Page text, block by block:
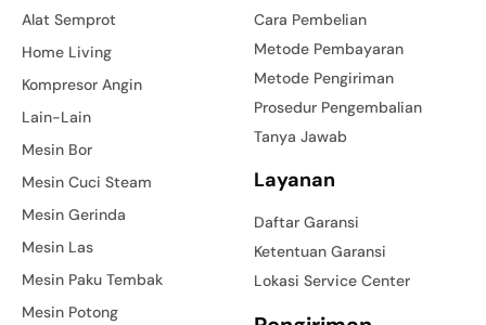
Alat Semprot
Home Living
Kompresor Angin
Lain-Lain
Mesin Bor
Mesin Cuci Steam
Mesin Gerinda
Mesin Las
Mesin Paku Tembak
Mesin Potong
Cara Pembelian
Metode Pembayaran
Metode Pengiriman
Prosedur Pengembalian
Tanya Jawab
Layanan
Daftar Garansi
Ketentuan Garansi
Lokasi Service Center